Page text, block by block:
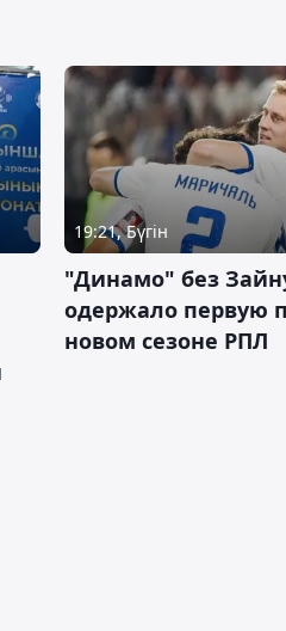
19:21, Бүгін
"Динамо" без
одержало первую
новом сезоне РПЛ